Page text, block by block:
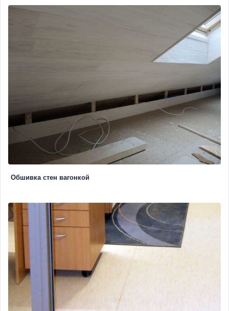
Обшивка стен вагонкой